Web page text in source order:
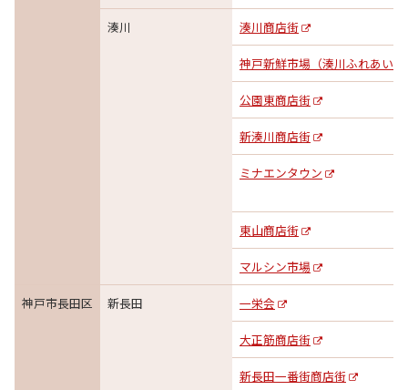
湊川 湊川商店街
神戸新鮮市場（湊川ふれあい
公園東商店街
新湊川商店街
ミナエンタウン
東山商店街
マルシン市場
神戸市長田区 新長田 一栄会
大正筋商店街
新長田一番街商店街